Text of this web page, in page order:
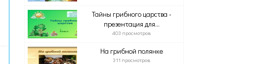
Тайны грибного царства -
презентация для...
403 просмотров
На грибной полянке
311 просмотров